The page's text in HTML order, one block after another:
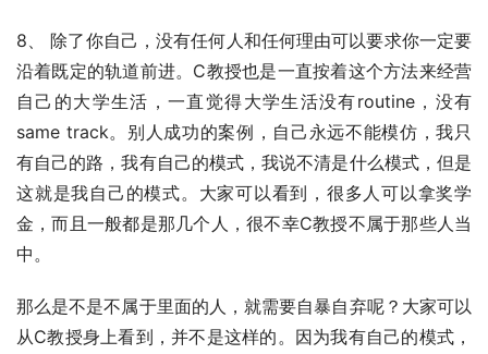
8、 除了你自己，没有任何人和任何理由可以要求你一定要
沿着既定的轨道前进。C教授也是一直按着这个方法来经营
自己的大学生活，一直觉得大学生活没有routine，没有
same track。别人成功的案例，自己永远不能模仿，我只
有自己的路，我有自己的模式，我说不清是什么模式，但是
这就是我自己的模式。大家可以看到，很多人可以拿奖学
金，而且一般都是那几个人，很不幸C教授不属于那些人当
中。
那么是不是不属于里面的人，就需要自暴自弃呢？大家可以
从C教授身上看到，并不是这样的。因为我有自己的模式，